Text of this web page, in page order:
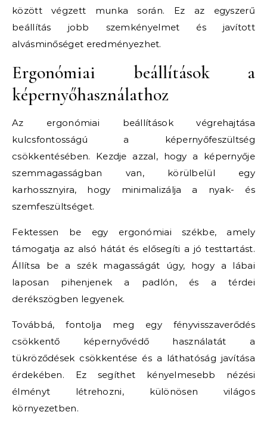
között végzett munka során. Ez az egyszerű
beállítás jobb szemkényelmet és javított
alvásminőséget eredményezhet.
Ergonómiai beállítások a
képernyőhasználathoz
Az ergonómiai beállítások végrehajtása
kulcsfontosságú a képernyőfeszültség
csökkentésében. Kezdje azzal, hogy a képernyője
szemmagasságban van, körülbelül egy
karhossznyira, hogy minimalizálja a nyak- és
szemfeszültséget.
Fektessen be egy ergonómiai székbe, amely
támogatja az alsó hátát és elősegíti a jó testtartást.
Állítsa be a szék magasságát úgy, hogy a lábai
laposan pihenjenek a padlón, és a térdei
derékszögben legyenek.
Továbbá, fontolja meg egy fényvisszaverődés
csökkentő képernyővédő használatát a
tükröződések csökkentése és a láthatóság javítása
érdekében. Ez segíthet kényelmesebb nézési
élményt létrehozni, különösen világos
környezetben.